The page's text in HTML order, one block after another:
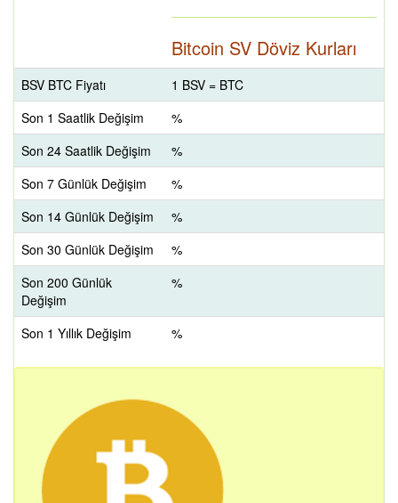
Bitcoin SV Döviz Kurları
BSV BTC Fiyatı
1 BSV = BTC
Son 1 Saatlik Değişim
%
Son 24 Saatlik Değişim
%
Son 7 Günlük Değişim
%
Son 14 Günlük Değişim
%
Son 30 Günlük Değişim
%
Son 200 Günlük
Değişim
%
Son 1 Yıllık Değişim %